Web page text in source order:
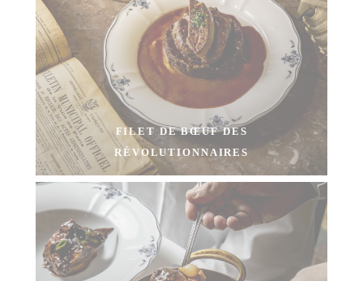
FILET DE BŒUF DES
RÉVOLUTIONNAIRES